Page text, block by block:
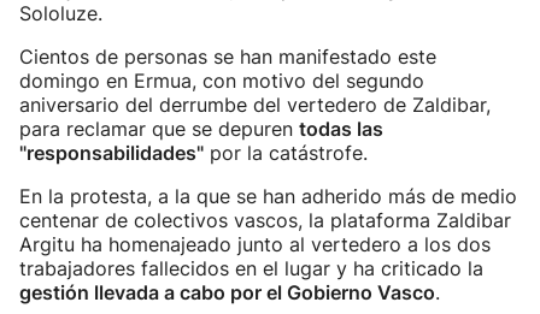
Sololuze.
Cientos de personas se han manifestado este
domingo en Ermua, con motivo del segundo
aniversario del derrumbe del vertedero de Zaldibar,
para reclamar que se depuren todas las
"responsabilidades" por la catástrofe.
En la protesta, a la que se han adherido más de medio
centenar de colectivos vascos, la plataforma Zaldibar
Argitu ha homenajeado junto al vertedero a los dos
trabajadores fallecidos en el lugar y ha criticado la
gestión llevada a cabo por el Gobierno Vasco.